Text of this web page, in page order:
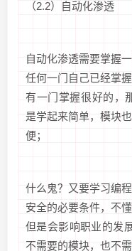
（2.2）自动化渗透
自动化渗透需要掌握
任何一门自己已经掌
有一门掌握很好的，
是学起来简单，模块
便；
什么鬼？又要学习编
安全的必要条件，不
但是会影响职业的发
不需要的模块，也不